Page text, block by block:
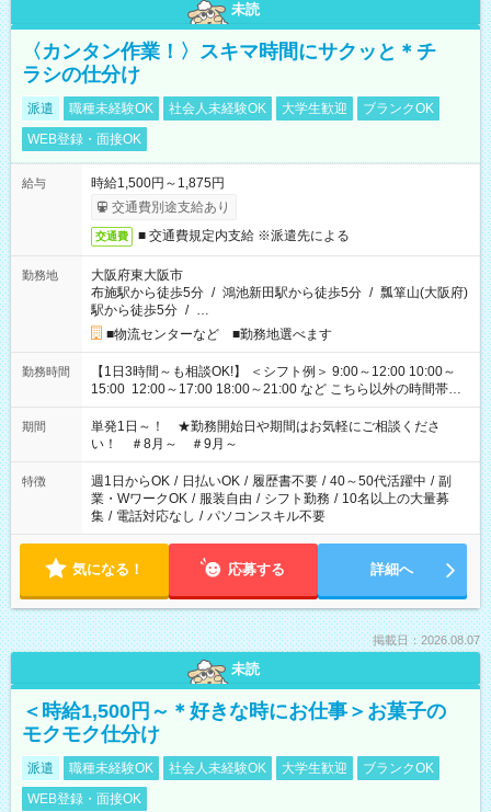
未読
〈カンタン作業！〉スキマ時間にサクッと＊チ
ラシの仕分け
派遣 職種未経験OK 社会人未経験OK 大学生歓迎
ブランクOK
WEB登録・面接OK
給与
時給1,500円～1,875円
交通費別途支給あり
交通費 ■ 交通費規定内支給 ※派遣先による
勤務地
大阪府東大阪市
布施駅から徒歩5分 / 鴻池新田駅から徒歩5分 / 瓢箪山(大阪府)
駅から徒歩5分 / …
■物流センターなど ■勤務地選べます
勤務時間
【1日3時間～も相談OK!】 ＜シフト例＞ 9:00～12:00 10:00～
15:00 12:00～17:00 18:00～21:00 など こちら以外の時間帯も
お気軽にご相談ください！
期間
単発1日～！ ★勤務開始日や期間はお気軽にご相談くださ
い！ ＃8月～ ＃9月～
特徴 週1日からOK / 日払いOK / 履歴書不要 / 40～50代活躍中 / 副
業・WワークOK / 服装自由 / シフト勤務 / 10名以上の大量募
集 / 電話対応なし / パソコンスキル不要
気になる！ 応募する 詳細へ
掲載日：2026.08.07
未読
＜時給1,500円～＊好きな時にお仕事＞お菓子の
モクモク仕分け
派遣 職種未経験OK 社会人未経験OK 大学生歓迎
ブランクOK
WEB登録・面接OK